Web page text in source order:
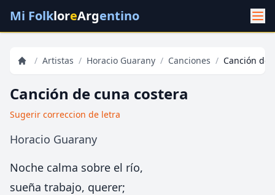
Mi FolkloreArgentino
/ Artistas / Horacio Guarany / Canciones / Canción de
Canción de cuna costera
Sugerir correccion de letra
Horacio Guarany
Noche calma sobre el río,
sueña trabajo, querer;